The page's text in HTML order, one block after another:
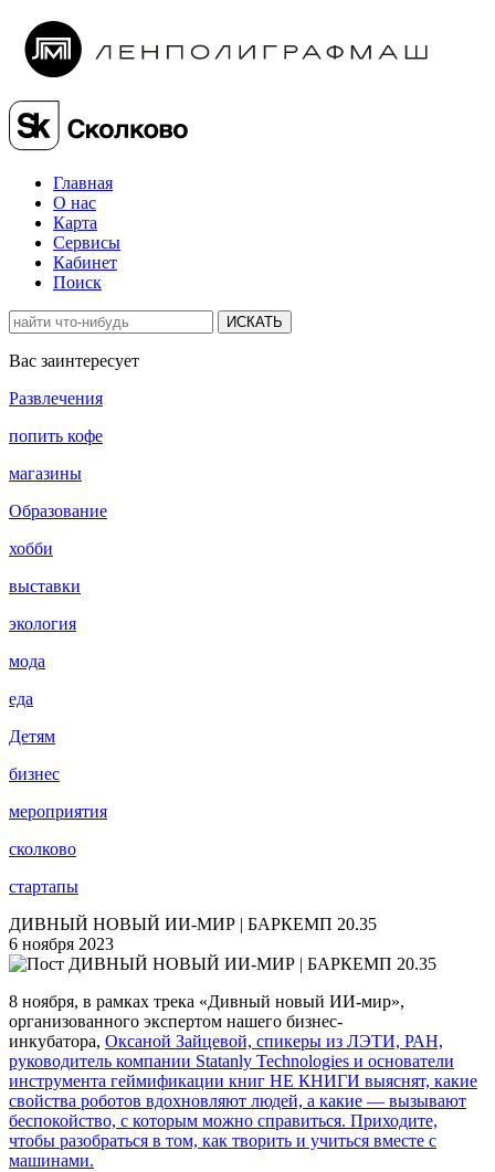
Главная
О нас
Карта
Сервисы
Кабинет
Поиск
ИСКАТЬ
Вас заинтересует
Развлечения
попить кофе
магазины
Образование
хобби
выставки
экология
мода
еда
Детям
бизнес
мероприятия
сколково
стартапы
ДИВНЫЙ НОВЫЙ ИИ-МИР | БАРКЕМП 20.35
6 ноября 2023
8 ноября, в рамках трека «Дивный новый ИИ-мир»,
организованного экспертом нашего бизнес-
инкубатора, Оксаной Зайцевой, спикеры из ЛЭТИ, РАН,
руководитель компании Statanly Technologies и основатели
инструмента геймификации книг НЕ КНИГИ выяснят, какие
свойства роботов вдохновляют людей, а какие — вызывают
беспокойство, с которым можно справиться. Приходите,
чтобы разобраться в том, как творить и учиться вместе с
машинами.